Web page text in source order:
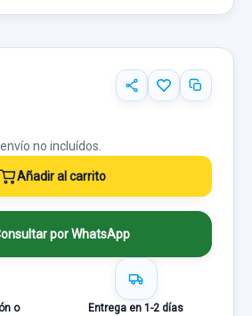
no incluídos.
Añadir al carrito
por WhatsApp
o
Entrega en 1-2 días